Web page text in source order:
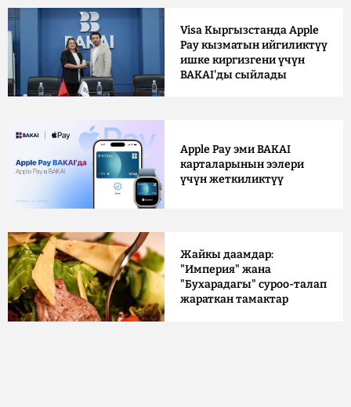
Visa Кыргызстанда Apple
Pay кызматын ийгиликтүү
ишке киргизгени үчүн
BAKAI'ды сыйлады
Apple Pay эми BAKAI
карталарынын ээлери
үчүн жеткиликтүү
Жайкы даамдар:
"Империя" жана
"Бухарадагы" суроо-талап
жараткан тамактар